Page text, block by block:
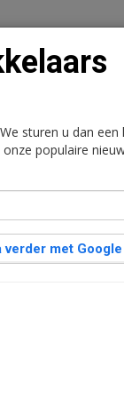
voor de
sturen u dan een
populaire
verder met Google